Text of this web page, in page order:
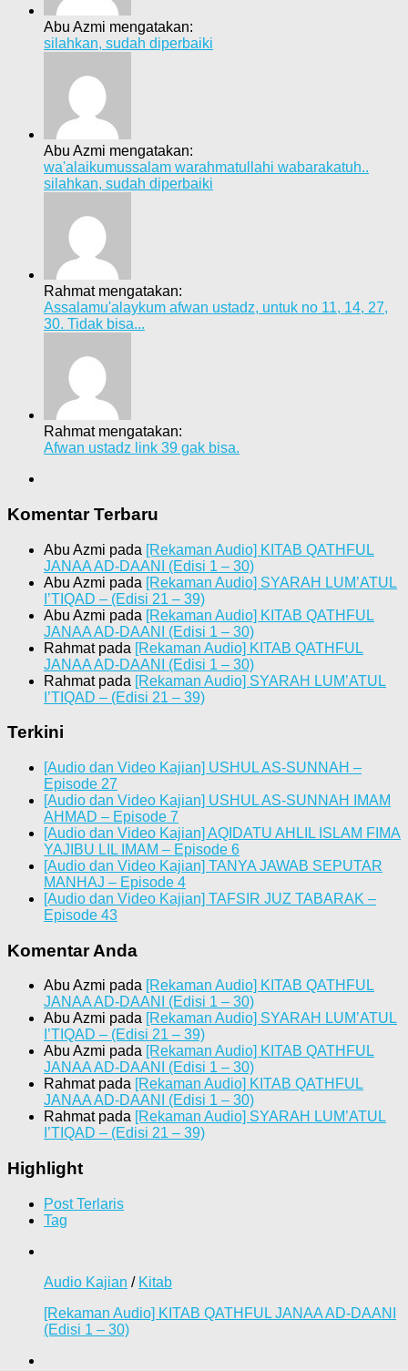
Abu Azmi mengatakan:
silahkan, sudah diperbaiki
Abu Azmi mengatakan:
wa'alaikumussalam warahmatullahi wabarakatuh..
silahkan, sudah diperbaiki
Rahmat mengatakan:
Assalamu'alaykum afwan ustadz, untuk no 11, 14, 27,
30. Tidak bisa...
Rahmat mengatakan:
Afwan ustadz link 39 gak bisa.
Komentar Terbaru
Abu Azmi pada [Rekaman Audio] KITAB QATHFUL
JANAA AD-DAANI (Edisi 1 – 30)
Abu Azmi pada [Rekaman Audio] SYARAH LUM’ATUL
I’TIQAD – (Edisi 21 – 39)
Abu Azmi pada [Rekaman Audio] KITAB QATHFUL
JANAA AD-DAANI (Edisi 1 – 30)
Rahmatpada [Rekaman Audio] KITAB QATHFUL
JANAA AD-DAANI (Edisi 1 – 30)
Rahmatpada [Rekaman Audio] SYARAH LUM’ATUL
I’TIQAD – (Edisi 21 – 39)
Terkini
[Audio dan Video Kajian] USHUL AS-SUNNAH –
Episode 27
[Audio dan Video Kajian] USHUL AS-SUNNAH IMAM
AHMAD – Episode 7
[Audio dan Video Kajian] AQIDATU AHLIL ISLAM FIMA
YAJIBU LIL IMAM – Episode 6
[Audio dan Video Kajian] TANYA JAWAB SEPUTAR
MANHAJ – Episode 4
[Audio dan Video Kajian] TAFSIR JUZ TABARAK –
Episode 43
Komentar Anda
Abu Azmi pada [Rekaman Audio] KITAB QATHFUL
JANAA AD-DAANI (Edisi 1 – 30)
Abu Azmi pada [Rekaman Audio] SYARAH LUM’ATUL
I’TIQAD – (Edisi 21 – 39)
Abu Azmi pada [Rekaman Audio] KITAB QATHFUL
JANAA AD-DAANI (Edisi 1 – 30)
Rahmatpada [Rekaman Audio] KITAB QATHFUL
JANAA AD-DAANI (Edisi 1 – 30)
Rahmatpada [Rekaman Audio] SYARAH LUM’ATUL
I’TIQAD – (Edisi 21 – 39)
Highlight
Post Terlaris
Tag
Audio Kajian / Kitab
[Rekaman Audio] KITAB QATHFUL JANAA AD-DAANI
(Edisi 1 – 30)